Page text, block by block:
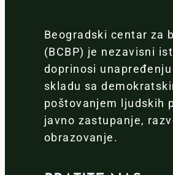
Beogradski centar za
(BCBP) je nezavisni
doprinosi
skladu sa
poštovanjem ljudskih
javno zastupanje,
obrazovanje.